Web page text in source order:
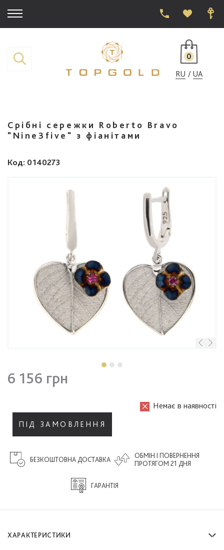
0
RU
UA
Срібні сережки Roberto Bravo
"Nine3five" з фіанітами
Код: 0140273
6 156 грн
Немає в наявності
ПІД ЗАМОВЛЕННЯ
ОБМІН І ПОВЕРНЕННЯ
ПРОТЯГОМ 21 ДНЯ
ГАРАНТІЯ
БЕЗКОШТОВНА ДОСТАВКА
ХАРАКТЕРИСТИКИ